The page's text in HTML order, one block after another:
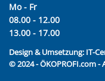
Mo - Fr
08.00 - 12.00
13.00 - 17.00
Design & Umsetzung: IT-
© 2024 - ÖKOPROFI.com